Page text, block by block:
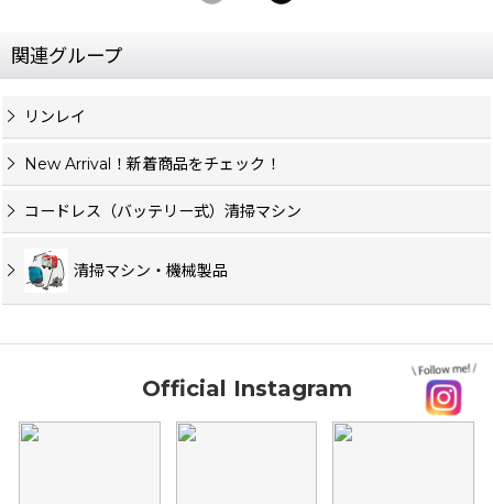
関連グループ
リンレイ
New Arrival！新着商品をチェック！
コードレス（バッテリー式）清掃マシン
清掃マシン・機械製品
Official Instagram